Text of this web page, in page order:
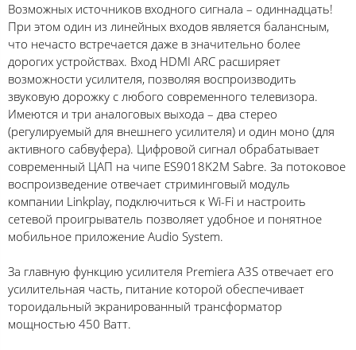
Возможных источников входного сигнала – одиннадцать!
При этом один из линейных входов является балансным,
что нечасто встречается даже в значительно более
дорогих устройствах. Вход HDMI ARC расширяет
возможности усилителя, позволяя воспроизводить
звуковую дорожку с любого современного телевизора.
Имеются и три аналоговых выхода – два стерео
(регулируемый для внешнего усилителя) и один моно (для
активного сабвуфера). Цифровой сигнал обрабатывает
современный ЦАП на чипе ES9018K2M Sabre. За потоковое
воспроизведение отвечает стриминговый модуль
компании Linkplay, подключиться к Wi-Fi и настроить
сетевой проигрыватель позволяет удобное и понятное
мобильное приложение Audio System.
За главную функцию усилителя Premiera A3S отвечает его
усилительная часть, питание которой обеспечивает
тороидальный экранированный трансформатор
мощностью 450 Ватт.